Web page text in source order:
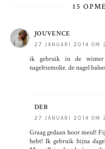
15
JOUVENCE
27 JANUARI 2014 OM
ik gebruik in de winter
nagelriemolie. de nagel
DEB
27 JANUARI 2014 OM
Graag gedaan hoor meid!
hebt! Ik gebruik bijna